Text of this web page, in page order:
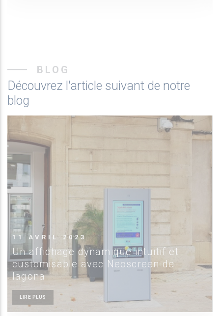
BLOG
Découvrez l'article suivant de notre
blog
11 AVRIL 2023
Un affichage dynamique intuitif et
customisable avec Neoscreen de
Iagona
LIRE PLUS